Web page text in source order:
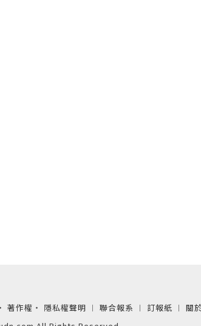
‧ 著作權 ‧ 隱私權聲明 ︱ 聯合報系 ︱ 訂報紙 ︱ 關